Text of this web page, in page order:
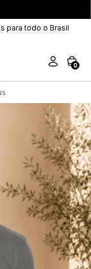
para todo o Brasil
0